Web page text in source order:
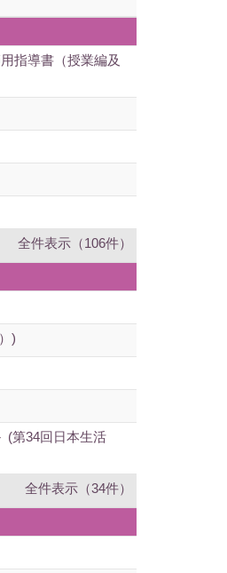
指導書（授業編及
全件表示（106件）
)
(第34回日本生活
全件表示（34件）